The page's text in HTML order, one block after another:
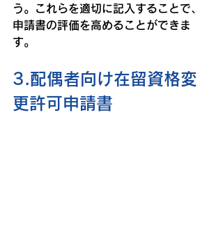
う。これらを適切に記入することで、
申請書の評価を高めることができま
す。
3.配偶者向け在留資格変
更許可申請書